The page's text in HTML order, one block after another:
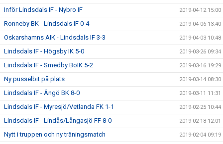
Inför Lindsdals IF - Nybro IF 2019-04-12 15:00
Ronneby BK - Lindsdals IF 0-4 2019-04-06 13:40
Oskarshamns AIK - Lindsdals IF 3-3 2019-04-03 10:48
Lindsdals IF - Högsby IK 5-0 2019-03-26 09:34
Lindsdals IF - Smedby BoIK 5-2 2019-03-16 19:29
Ny pusselbit på plats 2019-03-14 08:30
Lindsdals IF - Ängö BK 8-0 2019-03-11 11:31
Lindsdals IF - Myresjö/Vetlanda FK 1-1 2019-02-25 10:44
Lindsdals IF - Lindås/Långasjö FF 8-0 2019-02-18 12:01
Nytt i truppen och ny träningsmatch 2019-02-04 09:19